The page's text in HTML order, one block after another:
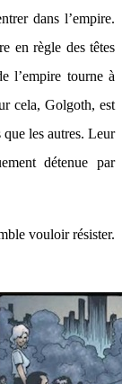
dans l’empire.
en règle des têtes
l’empire tourne à
cela, Golgoth, est
que les autres. Leur
détenue par
vouloir résister.